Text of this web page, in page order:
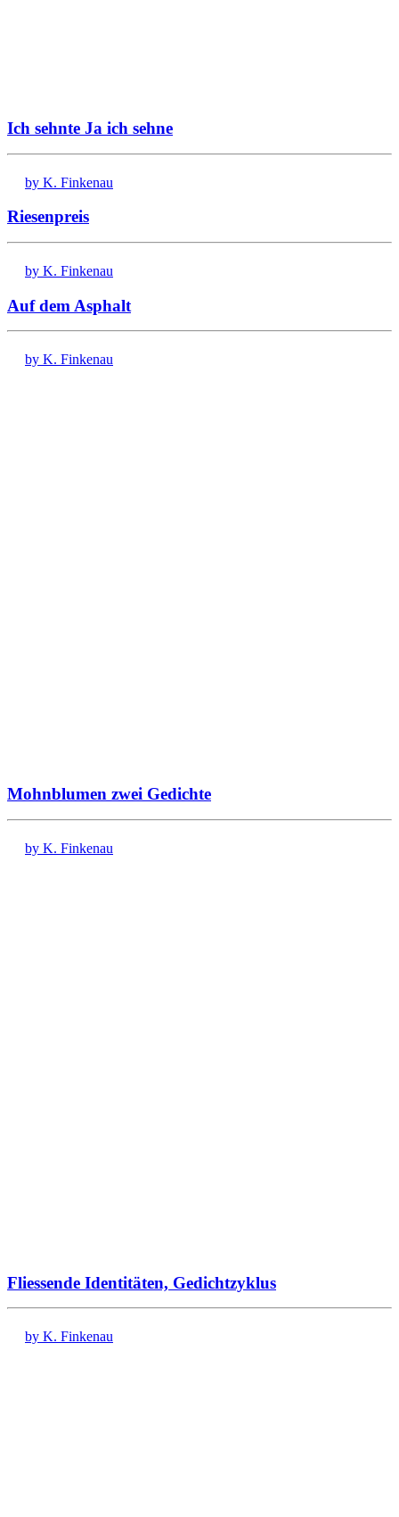
Ich sehnte Ja ich sehne
by K. Finkenau
Riesenpreis
by K. Finkenau
Auf dem Asphalt
by K. Finkenau
Mohnblumen zwei Gedichte
by K. Finkenau
Fliessende Identitäten, Gedichtzyklus
by K. Finkenau